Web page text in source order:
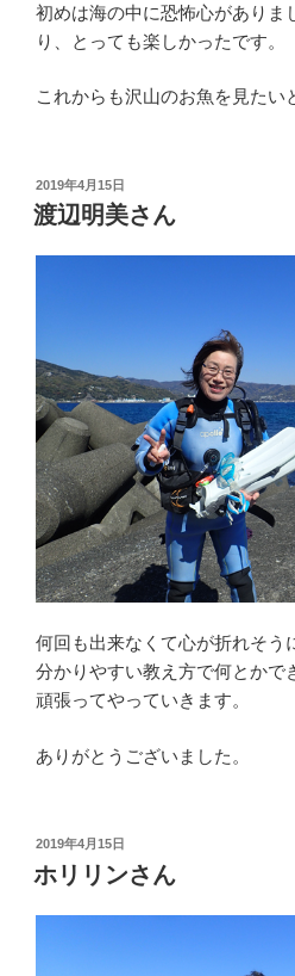
初めは海の中に恐怖心がありま
り、とっても楽しかったです。
これからも沢山のお魚を見たい
投
稿
日:
2019年4月15日
渡辺明美さん
何回も出来なくて心が折れそう
分かりやすい教え方で何とかで
頑張ってやっていきます。
ありがとうございました。
投
稿
日:
2019年4月15日
ホリリンさん